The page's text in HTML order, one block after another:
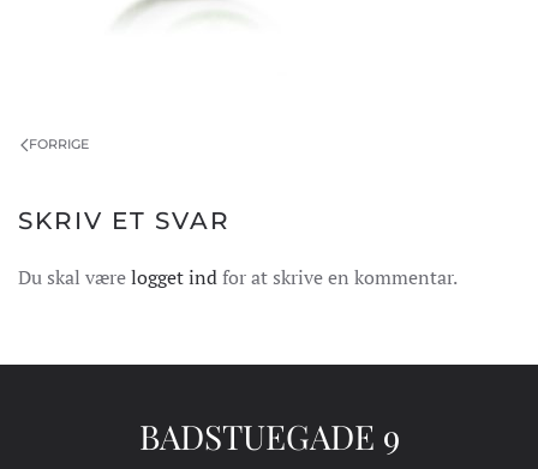
FORRIGE
SKRIV ET SVAR
Du skal værelogget indfor at skrive en kommentar.
BADSTUEGADE 9